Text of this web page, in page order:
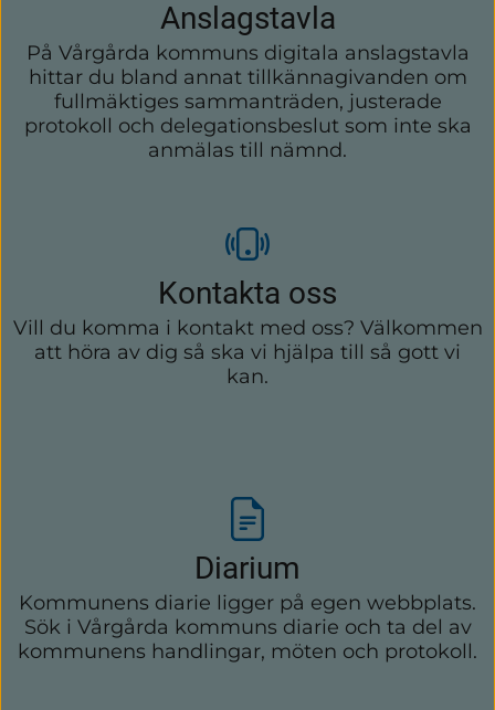
Anslagstavla
På Vårgårda kommuns digitala anslagstavla
hittar du bland annat tillkännagivanden om
fullmäktiges sammanträden, justerade
protokoll och delegationsbeslut som inte ska
anmälas till nämnd.
Kontakta oss
Vill du komma i kontakt med oss? Välkommen
att höra av dig så ska vi hjälpa till så gott vi
kan.
Diarium
Kommunens diarie ligger på egen webbplats.
Sök i Vårgårda kommuns diarie och ta del av
kommunens handlingar, möten och protokoll.